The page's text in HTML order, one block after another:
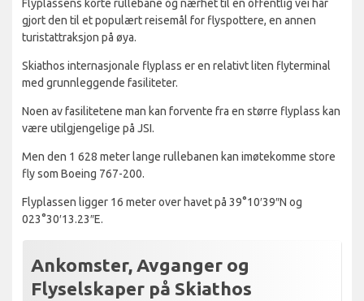
Flyplassens korte rullebane og nærhet til en offentlig vei har
gjort den til et populært reisemål for flyspottere, en annen
turistattraksjon på øya.
Skiathos internasjonale flyplass er en relativt liten flyterminal
med grunnleggende fasiliteter.
Noen av fasilitetene man kan forvente fra en større flyplass kan
være utilgjengelige på JSI.
Men den 1 628 meter lange rullebanen kan imøtekomme store
fly som Boeing 767-200.
Flyplassen ligger 16 meter over havet på 39°10′39″N og
023°30′13.23″E.
Ankomster, Avganger og
Flyselskaper på Skiathos